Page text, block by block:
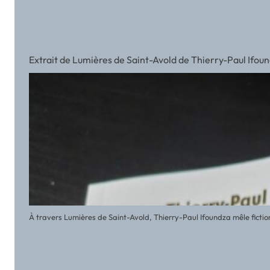
Extrait de Lumières de Saint-Avold de Thierry-Paul
À travers Lumières de Saint-Avold, Thierry-Paul Ifoundza mêle